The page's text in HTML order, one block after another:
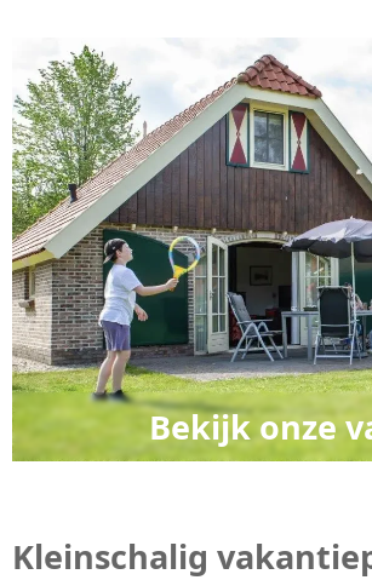
Bekijk onze
Kleinschalig